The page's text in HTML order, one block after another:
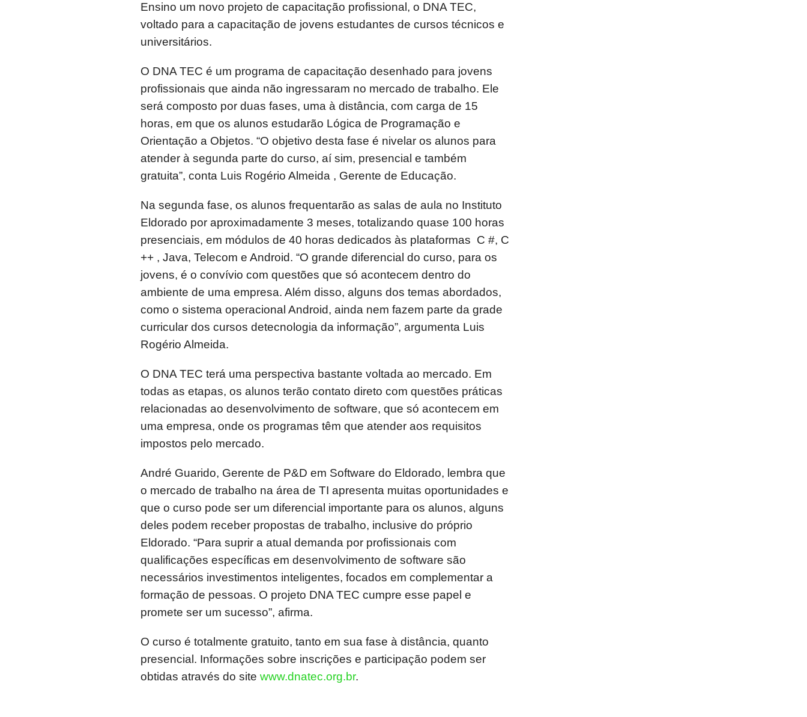
Ensino um novo projeto de capacitação profissional, o DNA TEC,
voltado para a capacitação de jovens estudantes de cursos técnicos e
universitários.
O DNA TEC é um programa de capacitação desenhado para jovens
profissionais que ainda não ingressaram no mercado de trabalho. Ele
será composto por duas fases, uma à distância, com carga de 15
horas, em que os alunos estudarão Lógica de Programação e
Orientação a Objetos. “O objetivo desta fase é nivelar os alunos para
atender à segunda parte do curso, aí sim, presencial e também
gratuita”, conta Luis Rogério Almeida , Gerente de Educação.
Na segunda fase, os alunos frequentarão as salas de aula no Instituto
Eldorado por aproximadamente 3 meses, totalizando quase 100 horas
presenciais, em módulos de 40 horas dedicados às plataformas C #, C
++ , Java, Telecom e Android. “O grande diferencial do curso, para os
jovens, é o convívio com questões que só acontecem dentro do
ambiente de uma empresa. Além disso, alguns dos temas abordados,
como o sistema operacional Android, ainda nem fazem parte da grade
curricular dos cursos detecnologia da informação”, argumenta Luis
Rogério Almeida.
O DNA TEC terá uma perspectiva bastante voltada ao mercado. Em
todas as etapas, os alunos terão contato direto com questões práticas
relacionadas ao desenvolvimento de software, que só acontecem em
uma empresa, onde os programas têm que atender aos requisitos
impostos pelo mercado.
André Guarido, Gerente de P&D em Software do Eldorado, lembra que
o mercado de trabalho na área de TI apresenta muitas oportunidades e
que o curso pode ser um diferencial importante para os alunos, alguns
deles podem receber propostas de trabalho, inclusive do próprio
Eldorado. “Para suprir a atual demanda por profissionais com
qualificações específicas em desenvolvimento de software são
necessários investimentos inteligentes, focados em complementar a
formação de pessoas. O projeto DNA TEC cumpre esse papel e
promete ser um sucesso”, afirma.
O curso é totalmente gratuito, tanto em sua fase à distância, quanto
presencial. Informações sobre inscrições e participação podem ser
obtidas através do site www.dnatec.org.br.